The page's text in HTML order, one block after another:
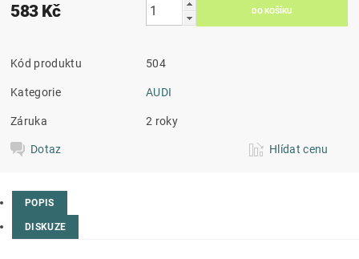
583 Kč
Kód produktu 504
Kategorie AUDI
Záruka 2 roky
Dotaz Hlídat cenu
POPIS
DISKUZE